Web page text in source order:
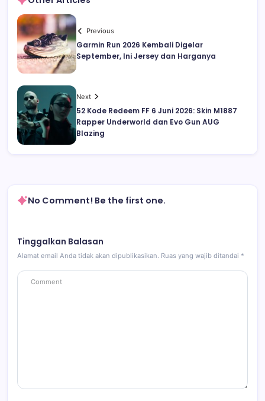
Previous
Garmin Run 2026 Kembali Digelar
September, Ini Jersey dan Harganya
Next
52 Kode Redeem FF 6 Juni 2026: Skin M1887
Rapper Underworld dan Evo Gun AUG
Blazing
No Comment! Be the first one.
Tinggalkan Balasan
Alamat email Anda tidak akan dipublikasikan. Ruas yang wajib ditandai *